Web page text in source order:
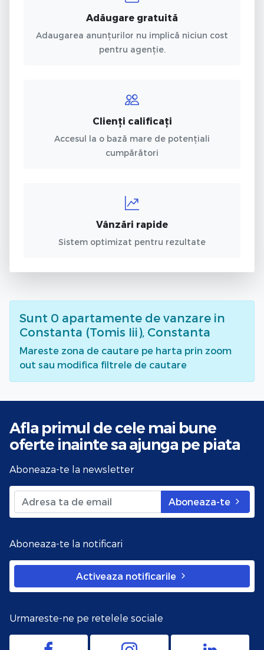
Adăugare gratuită
Adaugarea anunțurilor nu implică niciun cost
pentru agenție.
Clienți calificați
Accesul la o bază mare de potențiali
cumpărători
Vânzări rapide
Sistem optimizat pentru rezultate
Sunt 0 apartamente de vanzare in
Constanta (Tomis Iii), Constanta
Mareste zona de cautare pe harta prin zoom
out sau modifica filtrele de cautare
Afla primul de cele mai bune
oferte inainte sa ajunga pe piata
Aboneaza-te la newsletter
Aboneaza-te
Aboneaza-te la notificari
Activeaza notificarile
Urmareste-ne pe retelele sociale